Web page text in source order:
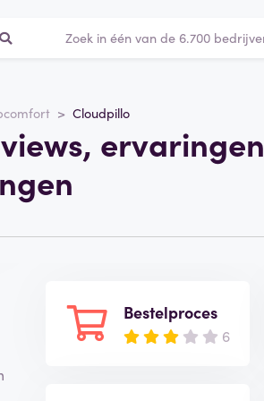
Cloudpillo
ervaringen
Bestelproces
6